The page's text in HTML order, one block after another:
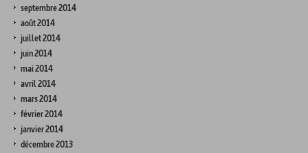
septembre 2014
août 2014
juillet 2014
juin 2014
mai 2014
avril 2014
mars 2014
février 2014
janvier 2014
décembre 2013